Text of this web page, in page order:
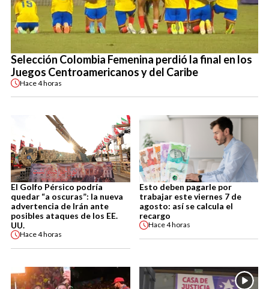
Selección Colombia Femenina perdió la final en los
Juegos Centroamericanos y del Caribe
Hace4 horas
El Golfo Pérsico podría
quedar “a oscuras”: la nueva
advertencia de Irán ante
posibles ataques de los EE.
UU.
Hace4 horas
Esto deben pagarle por
trabajar este viernes 7 de
agosto: así se calcula el
recargo
Hace4 horas